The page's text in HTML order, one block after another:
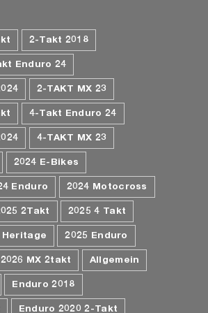
2-Takt 2018
Enduro 24
2-TAKT MX 23
4-Takt Enduro 24
4-TAKT MX 23
2024 E-Bikes
Enduro 2024 Motocross
2Takt 2025 4 Takt
Heritage 2025 Enduro
2026 MX 2takt Allgemein
Enduro 2018
Enduro 2020 2-Takt